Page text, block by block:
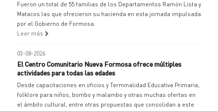
Fueron un total de 55 familias de los Departamentos Ramón Lista y
Matacos las que ofrecieron su hacienda en esta jornada impulsada
por el Gobierno de Formosa.
Leer más
03-08-2026
El Centro Comunitario Nueva Formosa ofrece múltiples
actividades para todas las edades
Desde capacitaciones en oficios y Terminalidad Educativa Primaria,
folklore para niños, bombo y malambo y otras muchas ofertas en
el ámbito cultural, entre otras propuestas que consolidan a este